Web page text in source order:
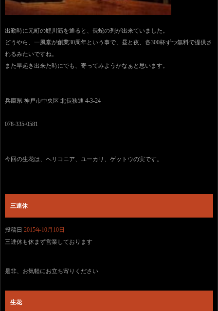
出勤時に元町の鯉川筋を通ると、長蛇の列が出来ていました。
どうやら、一風堂が創業30周年という事で、昼と夜、各300杯ずつ無料で提供さ
れるみたいですね。
また早起き出来た時にでも、寄ってみようかなぁと思います。
兵庫県 神戸市中央区 北長狭通 4-3-24
078-335-0581
今回の生花は、ヘリコニア、ユーカリ、ゲットウの実です。
三連休
投稿日 2015年10月10日
三連休も休まず営業しております
是非、お気軽にお立ち寄りください
生花